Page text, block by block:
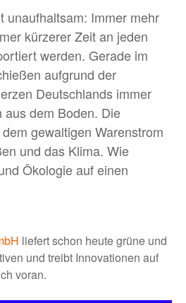
unaufhaltsam: Immer mehr
kürzerer Zeit an jeden
werden. Gerade im
aufgrund der
Deutschlands immer
aus dem Boden. Die
gewaltigen Warenstrom
und das Klima. Wie
Ökologie auf einen
liefert schon heute grüne und
und treibt Innovationen auf
voran.